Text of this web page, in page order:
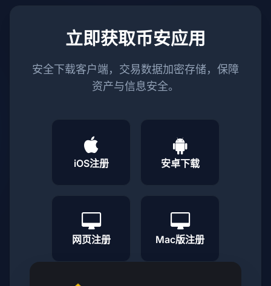
立即获取币安应用
安全下载客户端，交易数据加密存储，保障
资产与信息安全。
iOS注册 安卓下载
网页注册 Mac版注册